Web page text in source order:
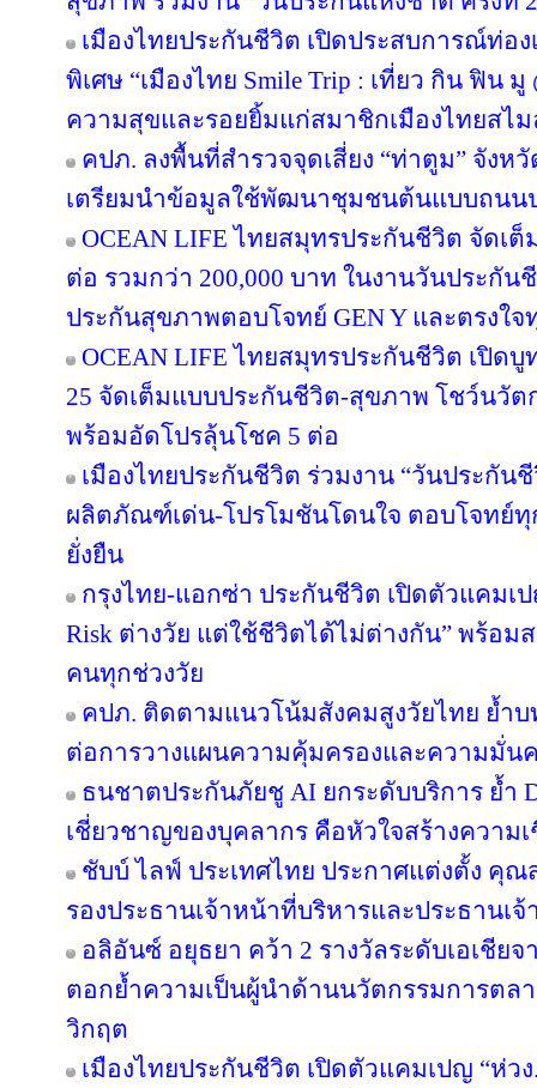
เมืองไทยประกันชีวิต เปิดประสบการณ์ท่อ
พิเศษ “เมืองไทย Smile Trip : เที่ยว กิน ฟิน มู
ความสุขและรอยยิ้มแก่สมาชิกเมืองไทยสไ
คปภ. ลงพื้นที่สำรวจจุดเสี่ยง “ท่าตูม” จังห
เตรียมนำข้อมูลใช้พัฒนาชุมชนต้นแบบถนน
OCEAN LIFE ไทยสมุทรประกันชีวิต จัดเ
ต่อ รวมกว่า 200,000 บาท ในงานวันประกัน
ประกันสุขภาพตอบโจทย์ GEN Y และตรงใจ
OCEAN LIFE ไทยสมุทรประกันชีวิต เปิด
25 จัดเต็มแบบประกันชีวิต-สุขภาพ โชว์นวั
พร้อมอัดโปรลุ้นโชค 5 ต่อ
เมืองไทยประกันชีวิต ร่วมงาน “วันประกัน
ผลิตภัณฑ์เด่น-โปรโมชันโดนใจ ตอบโจทย์
ยั่งยืน
กรุงไทย-แอกซ่า ประกันชีวิต เปิดตัวแคมเป
Risk ต่างวัย แต่ใช้ชีวิตได้ไม่ต่างกัน” พร้อ
คนทุกช่วงวัย
คปภ. ติดตามแนวโน้มสังคมสูงวัยไทย ย้ำ
ต่อการวางแผนความคุ้มครองและความมั่นค
ธนชาตประกันภัยชู AI ยกระดับบริการ ย้ำ
เชี่ยวชาญของบุคลากร คือหัวใจสร้างความ
ชับบ์ ไลฟ์ ประเทศไทย ประกาศแต่งตั้ง คุ
รองประธานเจ้าหน้าที่บริหารและประธานเ
อลิอันซ์ อยุธยา คว้า 2 รางวัลระดับเอเชียจา
ตอกย้ำความเป็นผู้นำด้านนวัตกรรมการตล
วิกฤต
เมืองไทยประกันชีวิต เปิดตัวแคมเปญ “ห่ว